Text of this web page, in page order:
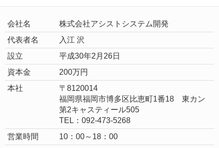
会社名
株式会社アシストシステム開発
代表者名
入江 沢
設立
平成30年2月26日
資本金
200万円
本社
〒8120014
福岡県福岡市博多区比恵町1番18 東カン
第2キャスティール505
TEL：092-473-5268
営業時間
10：00～18：00